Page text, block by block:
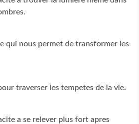
qui nous permet de transformer les
traverser les tempetes de la vie.
a se relever plus fort apres